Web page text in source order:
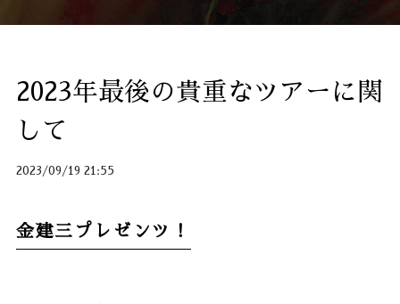
2023年最後の貴重なツアーに関
して
2023/09/19 21:55
金建三プレゼンツ！